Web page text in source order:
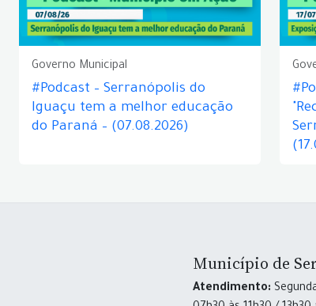
Governo Municipal
#Podcast – Serranópolis do
Iguaçu tem a melhor educação
do Paraná – (07.08.2026)
Município de
Atendimento: